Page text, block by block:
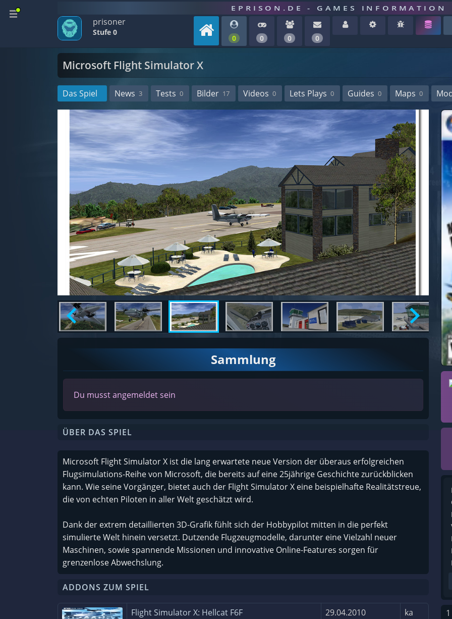
EPRISON.DE - GAMES INFORMATION
prisoner
Stufe 0
0 0 0 0
Microsoft Flight Simulator X
Das Spiel News 3 Tests 0 Bilder 17 Videos 0 Lets Plays 0 Guides 0 Maps 0
Sammlung
Du musst angemeldet sein
ÜBER DAS SPIEL
Microsoft Flight Simulator X ist die lang erwartete neue Version der überaus erfolgreichen
Flugsimulations-Reihe von Microsoft, die bereits auf eine 25jährige Geschichte zurückblicken
kann. Wie seine Vorgänger, bietet auch der Flight Simulator X eine beispielhafte Realitätstreue,
die von echten Piloten in aller Welt geschätzt wird.
Dank der extrem detaillierten 3D-Grafik fühlt sich der Hobbypilot mitten in die perfekt
simulierte Welt hinein versetzt. Dutzende Flugzeugmodelle, darunter eine Vielzahl neuer
Maschinen, sowie spannende Missionen und innovative Online-Features sorgen für
grenzenlose Abwechslung.
ADDONS ZUM SPIEL
Flight Simulator X: Hellcat F6F 29.04.2010 ka